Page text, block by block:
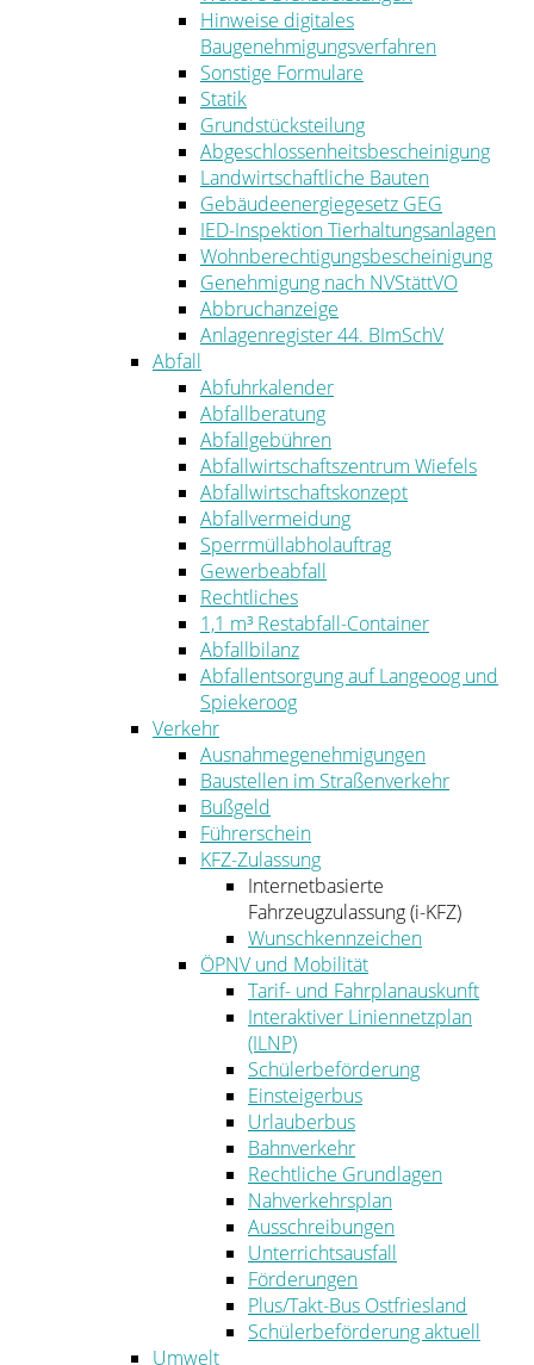
Hinweise digitales
Baugenehmigungsverfahren
Sonstige Formulare
Statik
Grundstücksteilung
Abgeschlossenheitsbescheinigung
Landwirtschaftliche Bauten
Gebäudeenergiegesetz GEG
IED-Inspektion Tierhaltungsanlagen
Wohnberechtigungsbescheinigung
Genehmigung nach NVStättVO
Abbruchanzeige
Anlagenregister 44. BImSchV
Abfall
Abfuhrkalender
Abfallberatung
Abfallgebühren
Abfallwirtschaftszentrum Wiefels
Abfallwirtschaftskonzept
Abfallvermeidung
Sperrmüllabholauftrag
Gewerbeabfall
Rechtliches
1,1 m³ Restabfall-Container
Abfallbilanz
Abfallentsorgung auf Langeoog und
Spiekeroog
Verkehr
Ausnahmegenehmigungen
Baustellen im Straßenverkehr
Bußgeld
Führerschein
KFZ-Zulassung
Internetbasierte
Fahrzeugzulassung (i-KFZ)
Wunschkennzeichen
ÖPNV und Mobilität
Tarif- und Fahrplanauskunft
Interaktiver Liniennetzplan
(ILNP)
Schülerbeförderung
Einsteigerbus
Urlauberbus
Bahnverkehr
Rechtliche Grundlagen
Nahverkehrsplan
Ausschreibungen
Unterrichtsausfall
Förderungen
Plus/Takt-Bus Ostfriesland
Schülerbeförderung aktuell
Umwelt